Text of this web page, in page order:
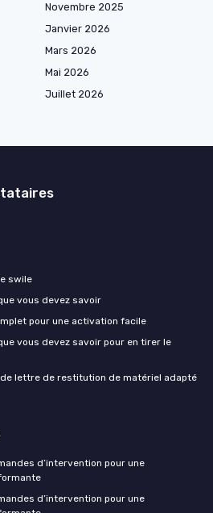
Novembre 2025
Janvier 2026
Mars 2026
Mai 2026
Juillet 2026
swile
vous devez savoir
pour une activation facile
vous devez savoir pour en tirer le
lettre de restitution de matériel adapté
d’intervention pour une
d’intervention pour une